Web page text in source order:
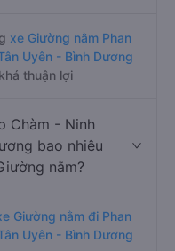
xe Giường nằm Phan
Uyên - Bình Dương
thuận lợi
Chàm - Ninh
bao nhiêu
nằm?
Giường nằm đi Phan
Uyên - Bình Dương